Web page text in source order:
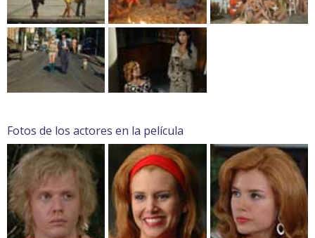
Fotos de los actores en la película